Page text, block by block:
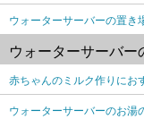
ウォーターサーバーの置き
ウォーターサーバー
赤ちゃんのミルク作りにお
ウォーターサーバーのお湯